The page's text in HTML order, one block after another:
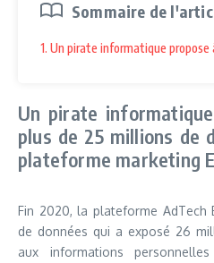
Sommaire de
1. Un pirate informatique
Un pirate
plus de 25 millions de
plateforme marketing
Fin 2020, la plateforme AdTech
de données qui a exposé 26
aux informations